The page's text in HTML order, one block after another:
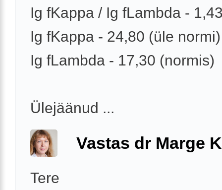
Ig fKappa / Ig fLambda -
Ig fKappa - 24,80 (üle normi)
Ig fLambda - 17,30 (normis)
Ülejäänud ...
Vastas dr Marge
Tere